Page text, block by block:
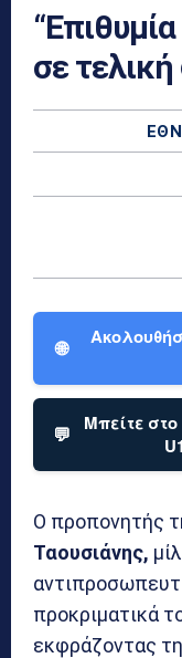
σε
🌐
💬
Μπείτε
Ο προπονητής
Ταουσιάνης,
προκριματικά
εκφράζοντας